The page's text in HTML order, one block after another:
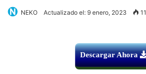
NEKO Actualizado el: 9 enero, 2023 11
Descargar Ahora